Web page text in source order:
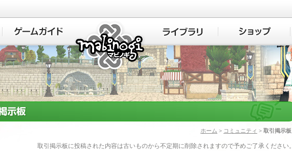
マビノギ
ホーム > コミュニティ > 取引掲示板
取引掲示板に投稿された内容は古いものから不定期に削除されますので予めご了承ください。